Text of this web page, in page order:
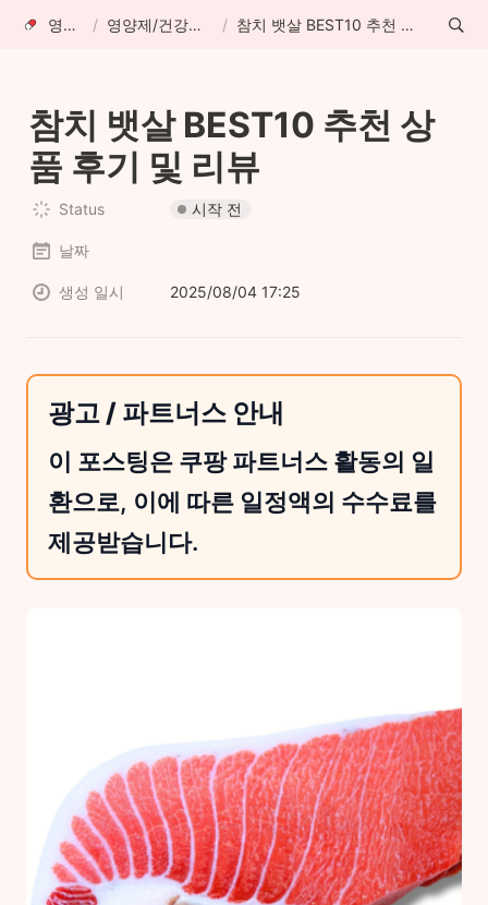
영양리뷰 / 영양제/건강식품 리뷰 / 참치 뱃살 BEST10 추천 상품 후기 및 리뷰
참치 뱃살 BEST10 추천 상
품 후기 및 리뷰
Status 시작 전
날짜
생성 일시 2025/08/04 17:25
광고 / 파트너스 안내
이 포스팅은 쿠팡 파트너스 활동의 일
환으로, 이에 따른 일정액의 수수료를
제공받습니다.